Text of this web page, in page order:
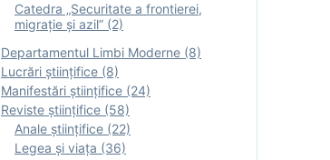
Catedra „Securitate a frontierei,
migrație și azil” (2)
Departamentul Limbi Moderne (8)
Lucrări științifice (8)
Manifestări ştiinţifice (24)
Reviste ştiinţifice (58)
Anale ştiinţifice (22)
Legea şi viaţa (36)